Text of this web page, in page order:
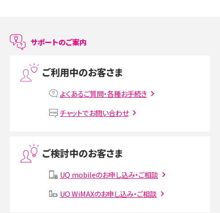
LINEで友だちを削除する方法は？方法ごとの影響や復活・復元する方法も解説
MNOとは？MVNOやMVNEとの違いやメリット・デメリットを解説
VPN接続とは？仕組みや必要性、メリット・デメリット、接続方法を解説
Instagram（インスタグラム）でスクショするとバレる？バレるケースや撮り方も解
SMSとは？料金やできること、注意点や届かない時の対処法を解説
サポートのご案内
ご利用中のお客さま
よくあるご質問・各種お手続き
チャットでお問い合わせ
ご検討中のお客さま
UQ mobileのお申し込み・ご相談
UQ WiMAXのお申し込み・ご相談